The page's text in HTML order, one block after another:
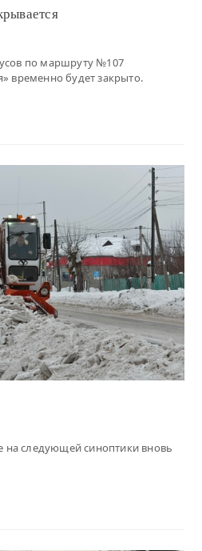
по маршруту №107
временно будет закрыто.
Читать
на следующей синоптики вновь